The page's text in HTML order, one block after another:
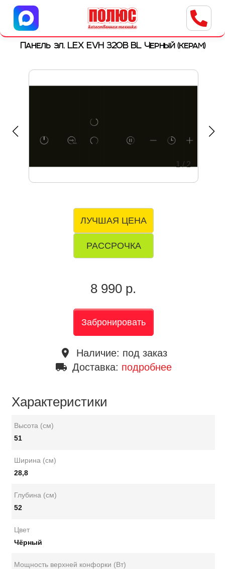
Центр бытовой техники
г. Ульяновск, ул. Пушкарева, 8a
Панель эл. LEX EVH 320B BL Черный (керам)
1 / 2
ЛУЧШАЯ ЦЕНА
РАССРОЧКА
8 990 р.
Забронировать
place Наличие: под заказ
local_shipping Доставка: подробнее
Характеристики
Высота (см)
51
Ширина (см)
28,8
Глубина (см)
52
Цвет
Чёрный
Мощность верхней конфорки (Вт)